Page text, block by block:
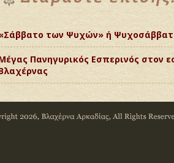
των Ψυχών» ή
Πανηγυρικός Εσπερινός στον